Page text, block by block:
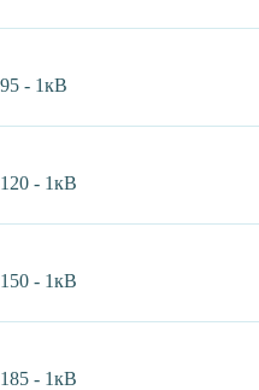
- 1кВ
- 1кВ
- 1кВ
- 1кВ